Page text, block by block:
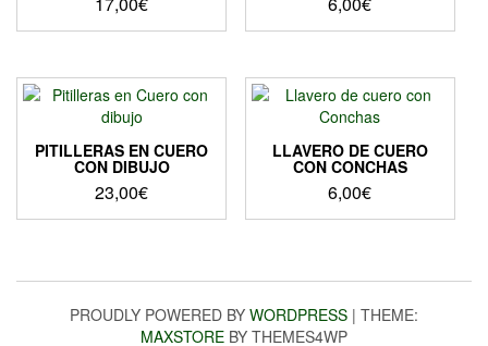
Este
tiene
múltiples
variantes.
Las
opciones
se
de
PITILLERAS EN CUERO
CON DIBUJO
23,00€
Este
múltiples
variantes.
Las
LLAVERO DE CUERO
CON CONCHAS
6,00€
PROUDLY POWERED BY WORDPRESS | THEME:
MAXSTORE BY THEMES4WP